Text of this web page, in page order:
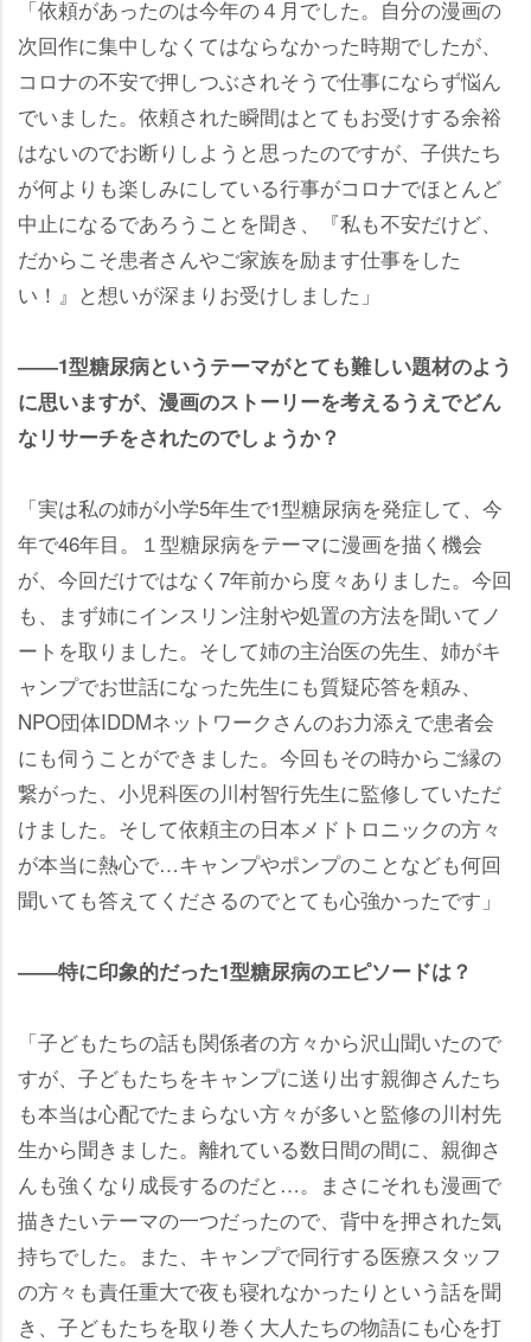
「依頼があったのは今年の４月でした。自分の漫画の
次回作に集中しなくてはならなかった時期でしたが、
コロナの不安で押しつぶされそうで仕事にならず悩ん
でいました。依頼された瞬間はとてもお受けする余裕
はないのでお断りしようと思ったのですが、子供たち
が何よりも楽しみにしている行事がコロナでほとんど
中止になるであろうことを聞き、『私も不安だけど、
だからこそ患者さんやご家族を励ます仕事をした
い！』と想いが深まりお受けしました」
――1型糖尿病というテーマがとても難しい題材のよう
に思いますが、漫画のストーリーを考えるうえでどん
なリサーチをされたのでしょうか？
「実は私の姉が小学5年生で1型糖尿病を発症して、今
年で46年目。１型糖尿病をテーマに漫画を描く機会
が、今回だけではなく7年前から度々ありました。今回
も、まず姉にインスリン注射や処置の方法を聞いてノ
ートを取りました。そして姉の主治医の先生、姉がキ
ャンプでお世話になった先生にも質疑応答を頼み、
NPO団体IDDMネットワークさんのお力添えで患者会
にも伺うことができました。今回もその時からご縁の
繋がった、小児科医の川村智行先生に監修していただ
けました。そして依頼主の日本メドトロニックの方々
が本当に熱心で…キャンプやポンプのことなども何回
聞いても答えてくださるのでとても心強かったです」
――特に印象的だった1型糖尿病のエピソードは？
「子どもたちの話も関係者の方々から沢山聞いたので
すが、子どもたちをキャンプに送り出す親御さんたち
も本当は心配でたまらない方々が多いと監修の川村先
生から聞きました。離れている数日間の間に、親御さ
んも強くなり成長するのだと…。まさにそれも漫画で
描きたいテーマの一つだったので、背中を押された気
持ちでした。また、キャンプで同行する医療スタッフ
の方々も責任重大で夜も寝れなかったりという話を聞
き、子どもたちを取り巻く大人たちの物語にも心を打